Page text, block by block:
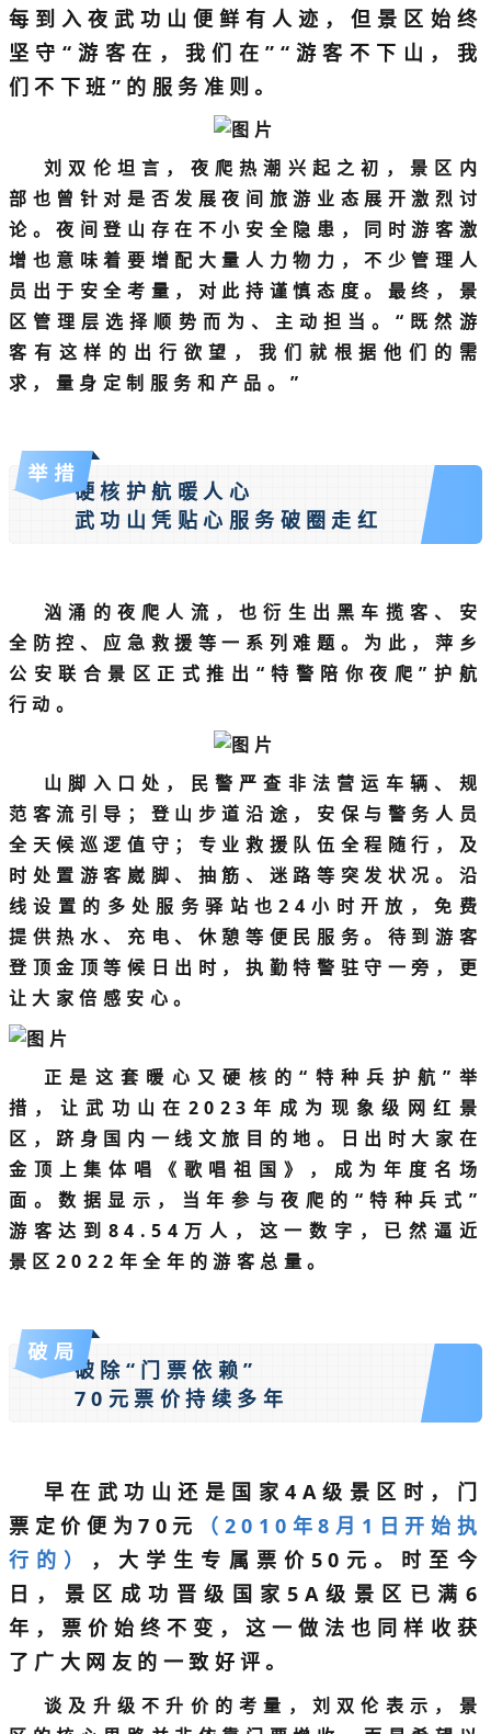
每到入夜武功山便鲜有人迹，但景区始终
坚守“游客在，我们在”“游客不下山，我
们不下班”的服务准则。
刘双伦坦言，夜爬热潮兴起之初，景区内
部也曾针对是否发展夜间旅游业态展开激烈讨
论。夜间登山存在不小安全隐患，同时游客激
增也意味着要增配大量人力物力，不少管理人
员出于安全考量，对此持谨慎态度。最终，景
区管理层选择顺势而为、主动担当。“既然游
客有这样的出行欲望，我们就根据他们的需
求，量身定制服务和产品。”
举措
硬核护航暖人心
武功山凭贴心服务破圈走红
汹涌的夜爬人流，也衍生出黑车揽客、安
全防控、应急救援等一系列难题。为此，萍乡
公安联合景区正式推出“特警陪你夜爬”护航
行动。
山脚入口处，民警严查非法营运车辆、规
范客流引导；登山步道沿途，安保与警务人员
全天候巡逻值守；专业救援队伍全程随行，及
时处置游客崴脚、抽筋、迷路等突发状况。沿
线设置的多处服务驿站也24小时开放，免费
提供热水、充电、休憩等便民服务。待到游客
登顶金顶等候日出时，执勤特警驻守一旁，更
让大家倍感安心。
正是这套暖心又硬核的“特种兵护航”举
措，让武功山在2023年成为现象级网红景
区，跻身国内一线文旅目的地。日出时大家在
金顶上集体唱《歌唱祖国》，成为年度名场
面。数据显示，当年参与夜爬的“特种兵式”
游客达到84.54万人，这一数字，已然逼近
景区2022年全年的游客总量。
破局
破除“门票依赖”
70元票价持续多年
早在武功山还是国家4A级景区时，门
票定价便为70元
（2010年8月1日开始执
行的）
，大学生专属票价50元。时至今
日，景区成功晋级国家5A级景区已满6
年，票价始终不变，这一做法也同样收获
了广大网友的一致好评。
谈及升级不升价的考量，刘双伦表示，景